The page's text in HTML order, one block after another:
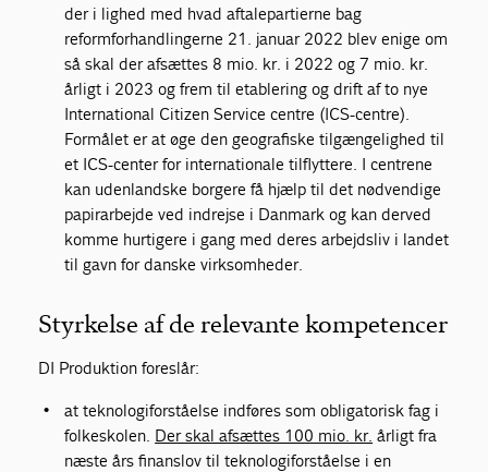
der i lighed med hvad aftalepartierne bag
reformforhandlingerne 21. januar 2022 blev enige om
så skal der afsættes 8 mio. kr. i 2022 og 7 mio. kr.
årligt i 2023 og frem til etablering og drift af to nye
International Citizen Service centre (ICS-centre).
Formålet er at øge den geografiske tilgængelighed til
et ICS-center for internationale tilflyttere. I centrene
kan udenlandske borgere få hjælp til det nødvendige
papirarbejde ved indrejse i Danmark og kan derved
komme hurtigere i gang med deres arbejdsliv i landet
til gavn for danske virksomheder.
Styrkelse af de relevante kompetencer
DI Produktion foreslår:
at teknologiforståelse indføres som obligatorisk fag i
folkeskolen. Der skal afsættes 100 mio. kr. årligt fra
næste års finanslov til teknologiforståelse i en